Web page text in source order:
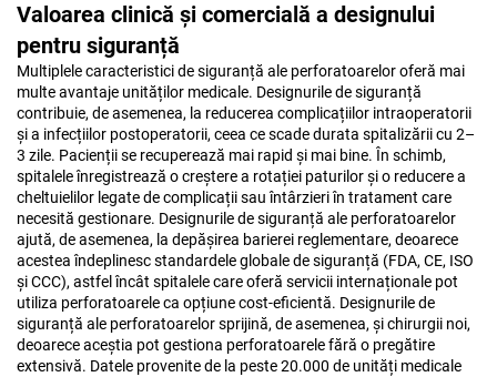
Valoarea clinică și comercială a designului
pentru siguranță
Multiplele caracteristici de siguranță ale perforatoarelor oferă mai
multe avantaje unităților medicale. Designurile de siguranță
contribuie, de asemenea, la reducerea complicațiilor intraoperatorii
și a infecțiilor postoperatorii, ceea ce scade durata spitalizării cu 2–
3 zile. Pacienții se recuperează mai rapid și mai bine. În schimb,
spitalele înregistrează o creștere a rotației paturilor și o reducere a
cheltuielilor legate de complicații sau întârzieri în tratament care
necesită gestionare. Designurile de siguranță ale perforatoarelor
ajută, de asemenea, la depășirea barierei reglementare, deoarece
acestea îndeplinesc standardele globale de siguranță (FDA, CE, ISO
și CCC), astfel încât spitalele care oferă servicii internaționale pot
utiliza perforatoarele ca opțiune cost-eficientă. Designurile de
siguranță ale perforatoarelor sprijină, de asemenea, și chirurgii noi,
deoarece aceștia pot gestiona perforatoarele fără o pregătire
extensivă. Datele provenite de la peste 20.000 de unități medicale